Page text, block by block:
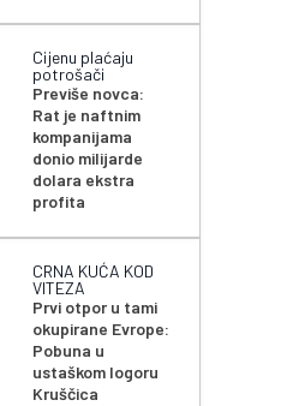
Cijenu plaćaju
potrošači
Previše novca:
Rat je naftnim
kompanijama
donio milijarde
dolara ekstra
profita
CRNA KUĆA KOD
VITEZA
Prvi otpor u tami
okupirane Evrope:
Pobuna u
ustaškom logoru
Kruščica